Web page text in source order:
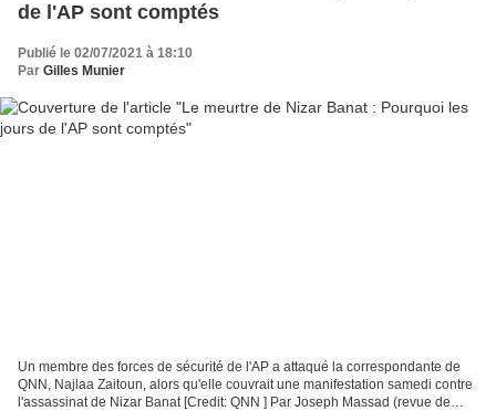
de l'AP sont comptés
Publié le 02/07/2021 à 18:10
Par Gilles Munier
Un membre des forces de sécurité de l'AP a attaqué la correspondante de
QNN, Najlaa Zaitoun, alors qu'elle couvrait une manifestation samedi contre
l'assassinat de Nizar Banat [Credit: QNN ] Par Joseph Massad (revue de